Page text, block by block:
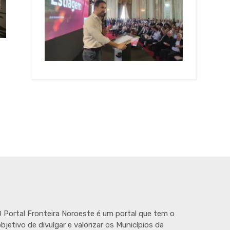
Portal Fronteira Noroeste é um portal que tem o
de divulgar e valorizar os Municípios da